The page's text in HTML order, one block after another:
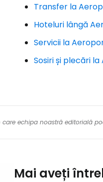
Transfer la
Hoteluri lângă
Servicii la
Sosiri și plecări
echipa noastră editorială
Mai aveți